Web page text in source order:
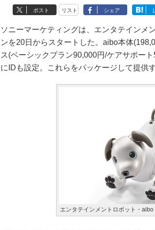
ポスト リスト シェア
ソニーマーケティングは、エンタテインメ
ンを20日からスタートした。aibo本体
ス(ベーシックプラン90,000円/ケアサポー
にIDも設定。これらをパッケージして提供す
エンタテインメントロボット・aibo